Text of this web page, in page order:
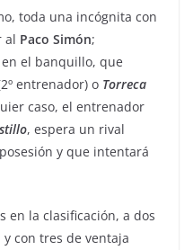
toda una incógnita con
al Paco Simón;
el banquillo, que
entrenador) o Torreca
caso, el entrenador
, espera un rival
y que intentará
en la clasificación, a dos
y con tres de ventaja